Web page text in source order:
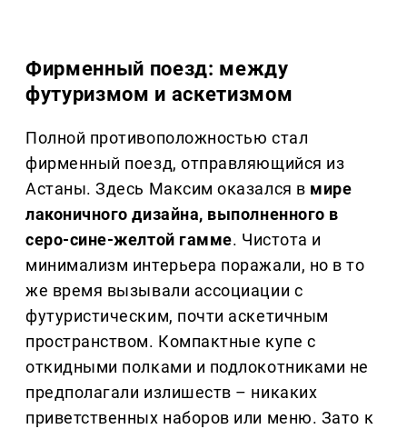
Фирменный поезд: между
футуризмом и аскетизмом
Полной противоположностью стал
фирменный поезд, отправляющийся из
Астаны. Здесь Максим оказался в мире
лаконичного дизайна, выполненного в
серо-сине-желтой гамме. Чистота и
минимализм интерьера поражали, но в то
же время вызывали ассоциации с
футуристическим, почти аскетичным
пространством. Компактные купе с
откидными полками и подлокотниками не
предполагали излишеств – никаких
приветственных наборов или меню. Зато к